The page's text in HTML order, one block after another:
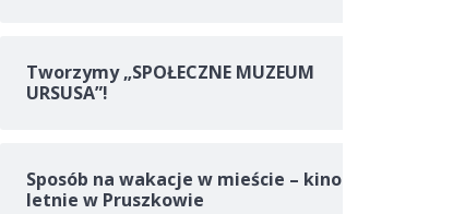
Tworzymy „SPOŁECZNE MUZEUM
URSUSA”!
Sposób na wakacje w mieście – kino
letnie w Pruszkowie